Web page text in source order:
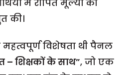
में रोपित मूल्यों की
की।
विशेषता थी पैनल
– शिक्षकों के साथ”, जो एक